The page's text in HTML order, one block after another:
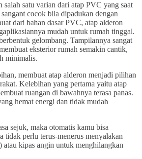
salah satu varian dari atap PVC yang saat
cocok bila dipadukan dengan
dari bahan dasar PVC, atap alderon
mudah untuk rumah tinggal.
gelombang. Tampilannya sangat
eksterior rumah semakin cantik,
minimalis.
membuat atap alderon menjadi pilihan
Kelebihan yang pertama yaitu atap
ruangan di bawahnya terasa panas.
hemat energi dan tidak mudah
sejuk, maka otomatis kamu bisa
tidak perlu terus-menerus menyalakan
kipas angin untuk menghilangkan